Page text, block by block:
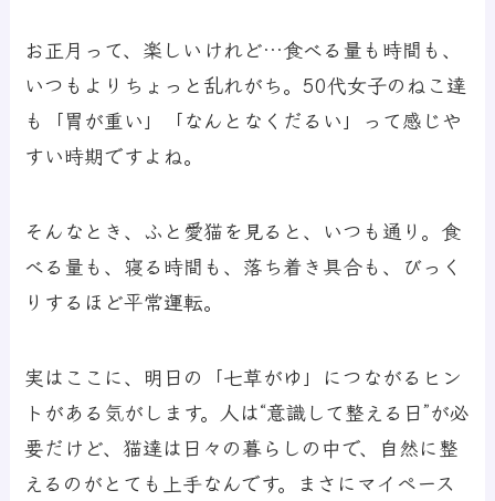
お正月って、楽しいけれど…食べる量も時間も、
いつもよりちょっと乱れがち。50代女子のねこ達
も「胃が重い」「なんとなくだるい」って感じや
すい時期ですよね。
そんなとき、ふと愛猫を見ると、いつも通り。食
べる量も、寝る時間も、落ち着き具合も、びっく
りするほど平常運転。
実はここに、明日の「七草がゆ」につながるヒン
トがある気がします。人は“意識して整える日”が必
要だけど、猫達は日々の暮らしの中で、自然に整
えるのがとても上手なんです。まさにマイペース